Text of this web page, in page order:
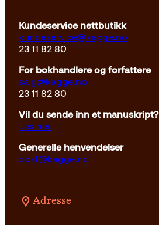
Kundeservice nettbutikk
kundeservice@kagge.no
23 11 82 80
For bokhandlere og forfattere
salg@kagge.no
23 11 82 80
Vil du sende inn et manuskript?
Les her
Generelle henvendelser
post@kagge.no
Adresse